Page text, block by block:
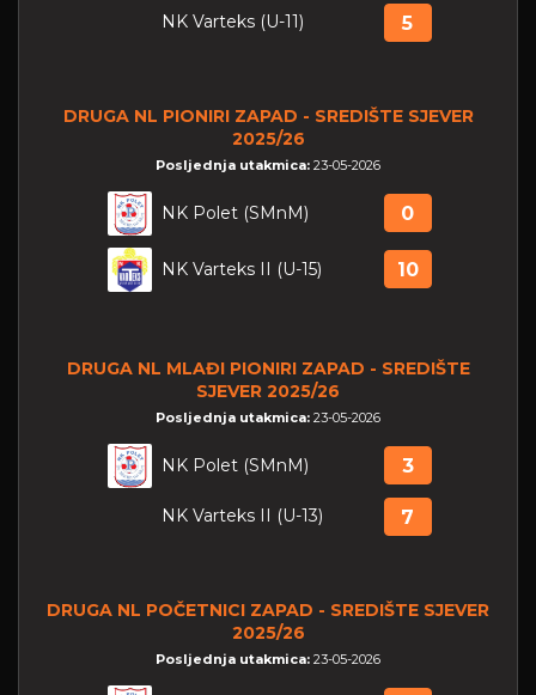
NK Varteks (U-11) 5
DRUGA NL PIONIRI ZAPAD - SREDIŠTE SJEVER
2025/26
Posljednja utakmica: 23-05-2026
NK Polet (SMnM) 0
NK Varteks II (U-15) 10
DRUGA NL MLAĐI PIONIRI ZAPAD - SREDIŠTE
SJEVER 2025/26
Posljednja utakmica: 23-05-2026
NK Polet (SMnM) 3
NK Varteks II (U-13) 7
DRUGA NL POČETNICI ZAPAD - SREDIŠTE SJEVER
2025/26
Posljednja utakmica: 23-05-2026